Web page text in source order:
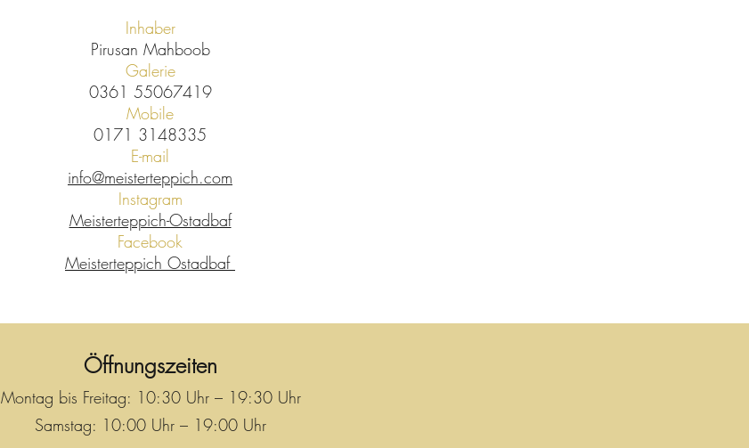
Inhaber
Pirusan Mahboob
Galerie
0361 55067419
Mobile
0171 3148335
E-mail
info@meisterteppich.com
Instagram
Meisterteppich-Ostadbaf
Facebook
Meisterteppich Ostadbaf
Öffnungszeiten
Montag bis Freitag: 10:30 Uhr – 19:30 Uhr
Samstag: 10:00 Uhr – 19:00 Uhr